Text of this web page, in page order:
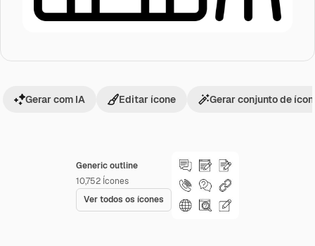
Generic outline
10,752 Ícones
Ver todos os ícones
Gerar com IA Editar ícone Gerar conjunto de